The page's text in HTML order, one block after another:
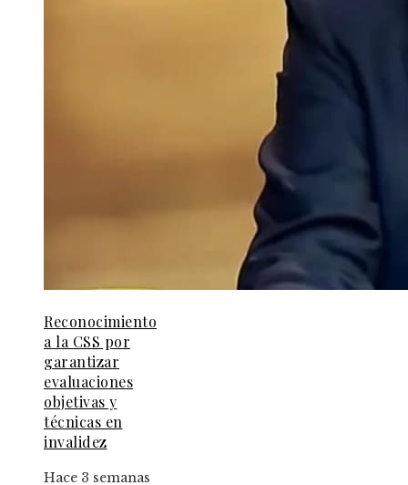
Reconocimiento
a la CSS por
garantizar
evaluaciones
objetivas y
técnicas en
invalidez
Hace 3 semanas